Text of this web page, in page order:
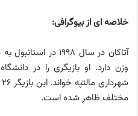
خلاصه ای از بیوگرافی:
وزن دارد. او بازیگری را در
مختلف ظاهر شده است.